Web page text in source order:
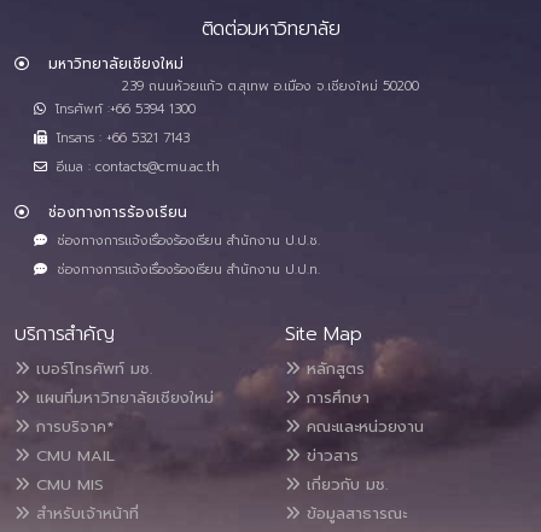
ติดต่อมหาวิทยาลัย
มหาวิทยาลัยเชียงใหม่
239 ถนนห้วยแก้ว ต.สุเทพ อ.เมือง จ.เชียงใหม่ 50200
โทรศัพท์ :+66 5394 1300
โทรสาร : +66 5321 7143
อีเมล : contacts@cmu.ac.th
ช่องทางการร้องเรียน
ช่องทางการแจ้งเรื่องร้องเรียน สำนักงาน ป.ป.ช.
ช่องทางการแจ้งเรื่องร้องเรียน สำนักงาน ป.ป.ท.
บริการสำคัญ
เบอร์โทรศัพท์ มช.
แผนที่มหาวิทยาลัยเชียงใหม่
การบริจาค*
CMU MAIL
CMU MIS
สำหรับเจ้าหน้าที่
Site Map
หลักสูตร
การศึกษา
คณะและหน่วยงาน
ข่าวสาร
เกี่ยวกับ มช.
ข้อมูลสาธารณะ